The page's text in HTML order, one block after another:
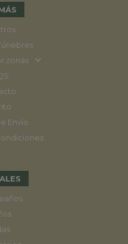
zonas
Envío